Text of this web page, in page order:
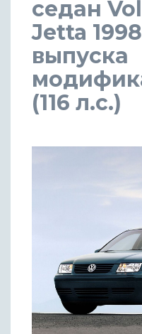
седан
Jetta
выпуска
(116 л.с.)